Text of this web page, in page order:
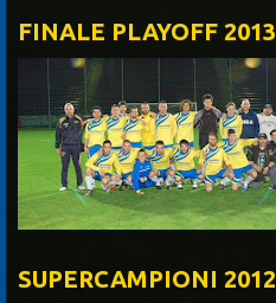
FINALE PLAYOFF 2013
SUPERCAMPIONI 2012